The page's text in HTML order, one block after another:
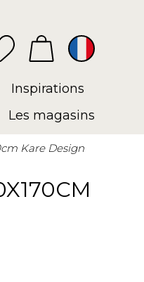
Inspirations
Les magasins
Kare Design